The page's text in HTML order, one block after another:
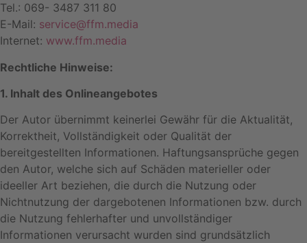
Tel.: 069- 3487 311 80
E-Mail: service@ffm.media
Internet: www.ffm.media
Rechtliche Hinweise:
1. Inhalt des Onlineangebotes
Der Autor übernimmt keinerlei Gewähr für die Aktualität,
Korrektheit, Vollständigkeit oder Qualität der
bereitgestellten Informationen. Haftungsansprüche gegen
den Autor, welche sich auf Schäden materieller oder
ideeller Art beziehen, die durch die Nutzung oder
Nichtnutzung der dargebotenen Informationen bzw. durch
die Nutzung fehlerhafter und unvollständiger
Informationen verursacht wurden sind grundsätzlich